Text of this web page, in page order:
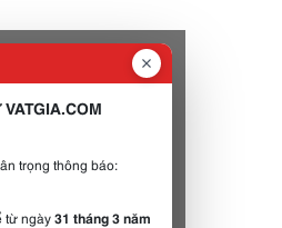
trọng thông báo:
từ ngày31 tháng 3 năm